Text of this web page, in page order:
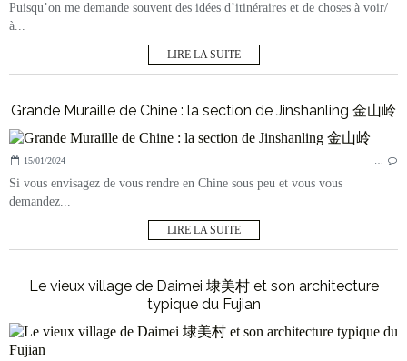
Puisqu’on me demande souvent des idées d’itinéraires et de choses à voir/
à...
LIRE LA SUITE
Grande Muraille de Chine : la section de Jinshanling 金山岭
15/01/2024 …
Si vous envisagez de vous rendre en Chine sous peu et vous vous
demandez...
LIRE LA SUITE
Le vieux village de Daimei 埭美村 et son architecture
typique du Fujian